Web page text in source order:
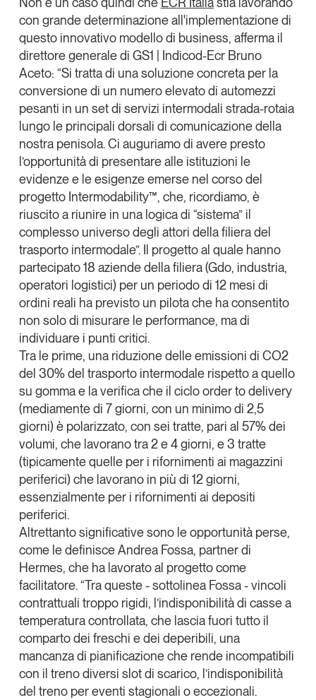
con grande determinazione all'implementazione di
questo innovativo modello di business, afferma il
direttore generale di GS1 | Indicod-Ecr Bruno
Aceto: “Si tratta di una soluzione concretaper la
conversione di un numero elevato di automezzi
pesanti in un set di servizi intermodali strada-rotaia
lungo le principali dorsali di comunicazione della
nostra penisola. Ci auguriamo di avere presto
l’opportunità di presentare alle istituzioni le
evidenze e le esigenze emerse nel corso del
progetto Intermodability™, che, ricordiamo, è
riuscito a riunire in una logica di “sistema”il
complesso universo degli attori della filiera del
trasporto intermodale”. Il progetto al quale hanno
partecipato18 aziende della filiera(Gdo, industria,
operatori logistici) per un periodo di 12 mesi di
ordini reali ha previsto un pilotache ha consentito
non solo di misurare le performance, ma di
individuare i punti critici.
Tra le prime, una riduzione delle emissioni di CO2
del 30%del trasporto intermodale rispetto a quello
su gomma e la verifica che il ciclo order to delivery
(mediamente di 7 giorni, con un minimo di 2,5
giorni) è polarizzato, con sei tratte, pari al 57% dei
volumi, che lavorano tra 2 e 4 giorni, e 3 tratte
(tipicamente quelle per i rifornimenti ai magazzini
periferici) che lavorano in più di 12 giorni,
essenzialmente per i rifornimenti ai depositi
periferici.
Altrettanto significative sono leopportunità perse,
come le definisceAndrea Fossa, partner di
Hermes, che ha lavorato al progetto come
facilitatore. “Tra queste - sottolinea Fossa- vincoli
contrattuali troppo rigidi, l’indisponibilità di casse a
temperatura controllata, che lascia fuori tutto il
comparto dei freschi e dei deperibili, una
mancanza di pianificazione che rende incompatibili
con il treno diversi slot di scarico, l’indisponibilità
del treno per eventi stagionali o eccezionali.